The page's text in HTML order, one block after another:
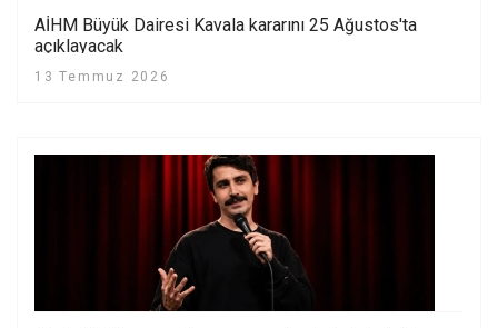
AİHM Büyük Dairesi Kavala kararını 25 Ağustos'ta
açıklayacak
13 Temmuz 2026